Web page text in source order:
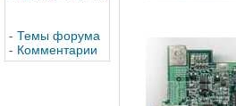
- Темы форума
- Комментарии